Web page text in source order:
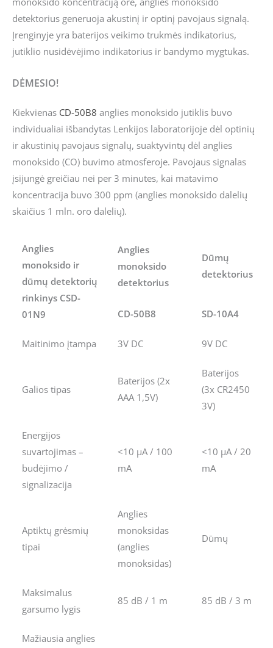
detektorius generuoja akustinį ir optinį pavojaus signalą.
Įrenginyje yra baterijos veikimo trukmės indikatorius,
jutiklio nusidėvėjimo indikatorius ir bandymo mygtukas.
DĖMESIO!
Kiekvienas CD-50B8 anglies monoksido jutiklis buvo
individualiai išbandytas Lenkijos laboratorijoje dėl optinių
ir akustinių pavojaus signalų, suaktyvintų dėl anglies
monoksido (CO) buvimo atmosferoje. Pavojaus signalas
įsijungė greičiau nei per 3 minutes, kai matavimo
koncentracija buvo 300 ppm (anglies monoksido dalelių
skaičius 1 mln. oro dalelių).
Anglies
monoksido ir
dūmų detektorių
rinkinys CSD-
01N9
Anglies
monoksido
detektorius
Dūmų
detektorius
CD-50B8 SD-10A4
Maitinimo įtampa 3V DC 9V DC
Galios tipas
Baterijos (2x
AAA 1,5V)
Baterijos
(3x CR2450
3V)
Energijos
suvartojimas –
budėjimo /
signalizacija
<10 µA / 100
mA
<10 µA / 20
mA
Aptiktų grėsmių
tipai
Anglies
monoksidas
(anglies
monoksidas)
Dūmų
Maksimalus
garsumo lygis
85 dB / 1 m 85 dB / 3 m
Mažiausia anglies